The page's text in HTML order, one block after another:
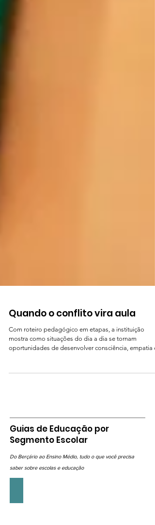
Quando o conflito vira aula
Guias de Educação por
Segmento Escolar